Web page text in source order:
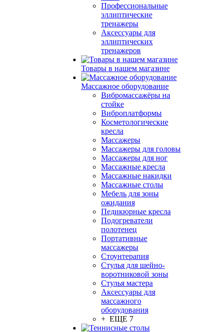
Профессиональные
эллиптические
тренажеры
Аксессуары для
эллиптических
тренажеров
Товары в нашем магазине
Массажное оборудование
Вибромассажёры на
стойке
Виброплатформы
Косметологические
кресла
Массажеры
Массажеры для головы
Массажеры для ног
Массажные кресла
Массажные накидки
Массажные столы
Мебель для зоны
ожидания
Педикюрные кресла
Подогреватели
полотенец
Портативные
массажеры
Стоунтерапия
Стулья для шейно-
воротниковой зоны
Стулья мастера
Аксессуары для
массажного
оборудования
+ ЕЩЕ 7